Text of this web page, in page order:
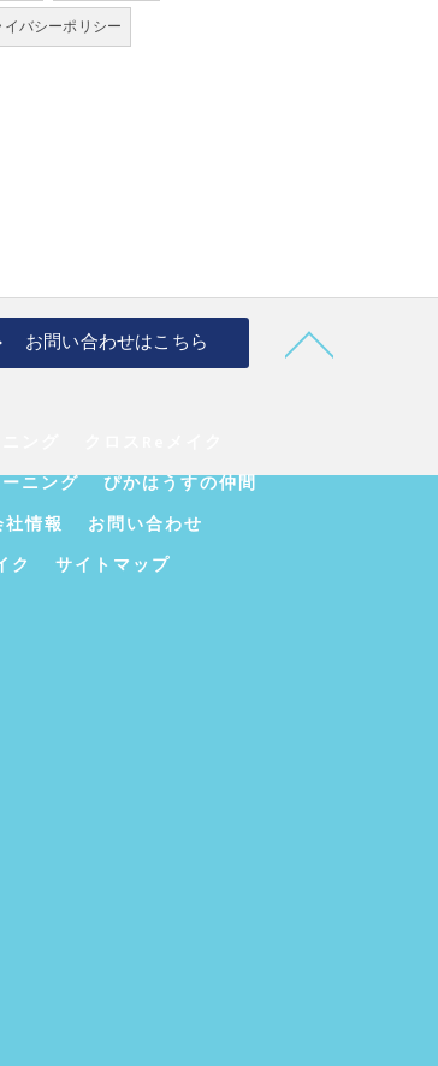
イバシーポリシー
お問い合わせはこちら
ニング
ぴかはうすの仲間
社情報
お問い合わせ
ク サイトマップ